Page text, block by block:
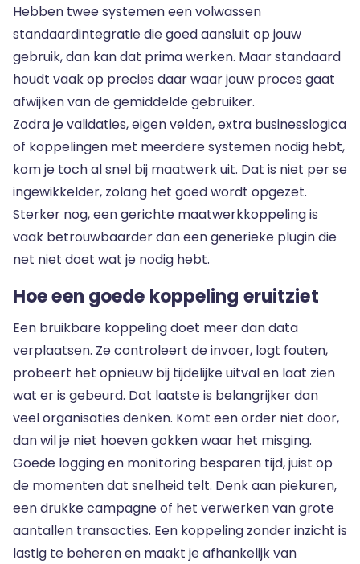
Hebben twee systemen een volwassen
standaardintegratie die goed aansluit op jouw
gebruik, dan kan dat prima werken. Maar standaard
houdt vaak op precies daar waar jouw proces gaat
afwijken van de gemiddelde gebruiker.
Zodra je validaties, eigen velden, extra businesslogica
of koppelingen met meerdere systemen nodig hebt,
kom je toch al snel bij maatwerk uit. Dat is niet per se
ingewikkelder, zolang het goed wordt opgezet.
Sterker nog, een gerichte maatwerkkoppeling is
vaak betrouwbaarder dan een generieke plugin die
net niet doet wat je nodig hebt.
Hoe een goede koppeling eruitziet
Een bruikbare koppeling doet meer dan data
verplaatsen. Ze controleert de invoer, logt fouten,
probeert het opnieuw bij tijdelijke uitval en laat zien
wat er is gebeurd. Dat laatste is belangrijker dan
veel organisaties denken. Komt een order niet door,
dan wil je niet hoeven gokken waar het misging.
Goede logging en monitoring besparen tijd, juist op
de momenten dat snelheid telt. Denk aan piekuren,
een drukke campagne of het verwerken van grote
aantallen transacties. Een koppeling zonder inzicht is
lastig te beheren en maakt je afhankelijk van